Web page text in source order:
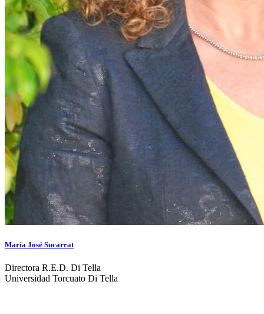
María José Sucarrat
Directora R.E.D. Di Tella
Universidad Torcuato Di Tella